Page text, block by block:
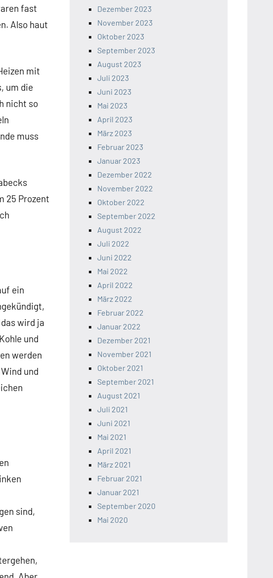
fast
Also haut
mit
um die
nicht so
muss
25 Prozent
ein
das wird ja
und
werden
und
sind,
Dezember 2023
November 2023
Oktober 2023
September 2023
August 2023
Juli 2023
Juni 2023
Mai 2023
April 2023
März 2023
Februar 2023
Januar 2023
Dezember 2022
November 2022
Oktober 2022
September 2022
August 2022
Juli 2022
Juni 2022
Mai 2022
April 2022
März 2022
Februar 2022
Januar 2022
Dezember 2021
November 2021
Oktober 2021
September 2021
August 2021
Juli 2021
Juni 2021
Mai 2021
April 2021
März 2021
Februar 2021
Januar 2021
September 2020
Mai 2020